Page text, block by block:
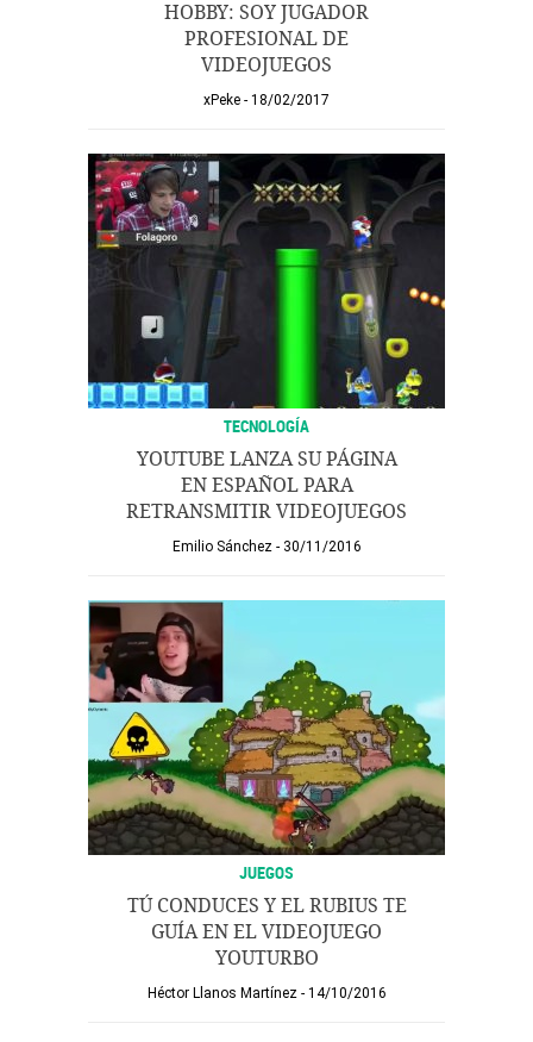
HOBBY: SOY JUGADOR
PROFESIONAL DE
VIDEOJUEGOS
xPeke 18/02/2017
TECNOLOGÍA
YOUTUBE LANZA SU PÁGINA
EN ESPAÑOL PARA
RETRANSMITIR VIDEOJUEGOS
Emilio Sánchez 30/11/2016
JUEGOS
TÚ CONDUCES Y EL RUBIUS TE
GUÍA EN EL VIDEOJUEGO
YOUTURBO
Héctor Llanos Martínez 14/10/2016